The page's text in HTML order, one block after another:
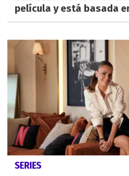
película y está basada
SERIES